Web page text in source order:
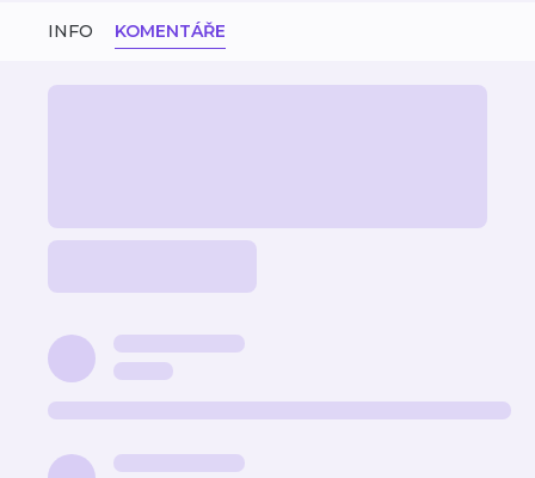
INFO KOMENTÁŘE